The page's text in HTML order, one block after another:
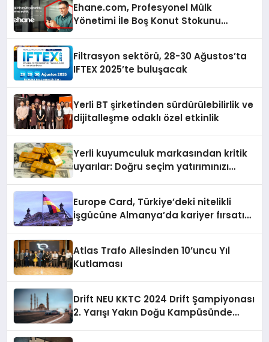
Ehane.com, Profesyonel Mülk
Yönetimi İle Boş Konut Stokunu
Filtrasyon sektörü, 28-30 Ağustos’ta
IFTEX 2025’te buluşacak
Yerli BT şirketinden sürdürülebilirlik ve
dijitalleşme odaklı özel etkinlik
Yerli kuyumculuk markasından kritik
uyarılar: Doğru seçim yatırımınızı
Europe Card, Türkiye’deki nitelikli
işgücüne Almanya’da kariyer fırsatı
Atlas Trafo Ailesinden 10’uncu Yıl
Kutlaması
Drift NEU KKTC 2024 Drift Şampiyonası
2. Yarışı Yakın Doğu Kampüsünde